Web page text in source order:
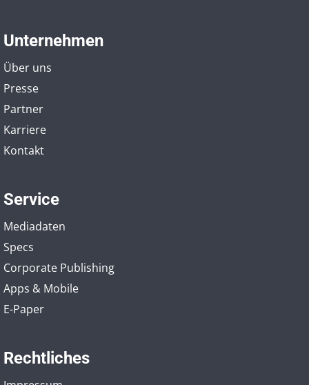
Unternehmen
Über uns
Presse
Partner
Karriere
Kontakt
Service
Mediadaten
Specs
Corporate Publishing
Apps & Mobile
E-Paper
Rechtliches